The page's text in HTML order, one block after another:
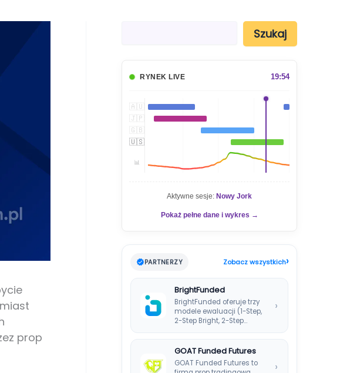
prop
Szukaj
RYNEK LIVE 19:54
🇦🇺
🇯🇵
🇬🇧
🇺🇸
📊
Aktywne sesje: Nowy Jork
Pokaż pełne dane i wykres →
PARTNERZY Zobacz wszystkich›
BrightFunded
BrightFunded oferuje trzy
modele ewaluacji (1-Step,
2-Step Bright, 2-Step
consistency rule,…
›
GOAT Funded Futures
GOAT Funded Futures to
›